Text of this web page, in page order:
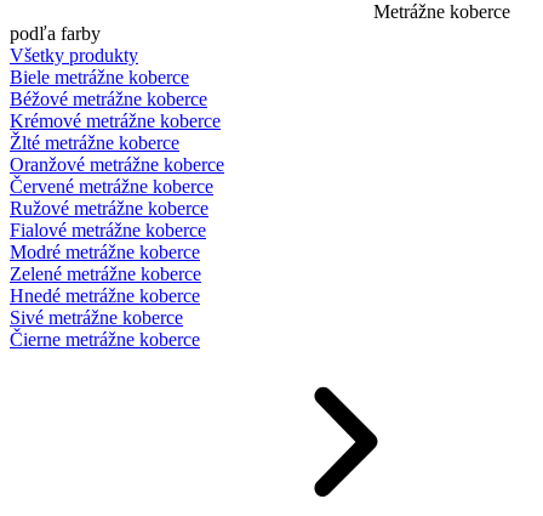
Metrážne koberce
podľa farby
Všetky produkty
Biele metrážne koberce
Béžové metrážne koberce
Krémové metrážne koberce
Žlté metrážne koberce
Oranžové metrážne koberce
Červené metrážne koberce
Ružové metrážne koberce
Fialové metrážne koberce
Modré metrážne koberce
Zelené metrážne koberce
Hnedé metrážne koberce
Sivé metrážne koberce
Čierne metrážne koberce